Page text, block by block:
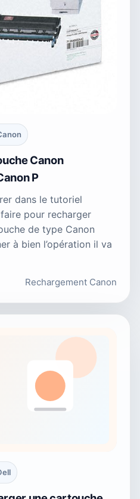
Canon
P
dans le tutoriel
faire pour recharger
de type Canon
à bien l’opération il va
Rechargement Canon